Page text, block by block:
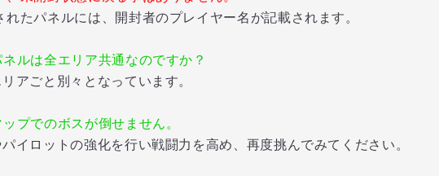
パネルには、開封者のプレイヤー名が記載されます。
ルは全エリア共通なのですか？
アごと別々となっています。
プでのボスが倒せません。
イロットの強化を行い戦闘力を高め、再度挑んでみてください。